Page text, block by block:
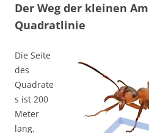
Der Weg der kleinen
Quadratlinie
Die Seite
des
Quadrate
s ist 200
Meter
lang.